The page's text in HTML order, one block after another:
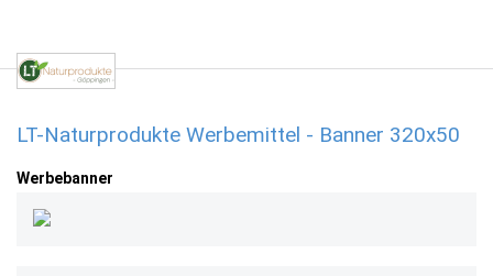
LT-Naturprodukte Werbemittel - Banner 320x50
Werbebanner